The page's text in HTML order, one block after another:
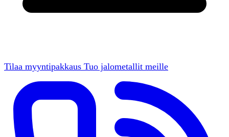
Tilaa myyntipakkaus Tuo jalometallit meille